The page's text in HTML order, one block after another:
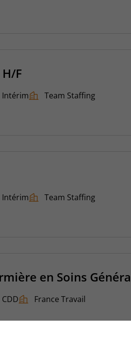
F
Intérim
Team Staffing
Intérim
Team Staffing
en Soins
CDD
France Travail